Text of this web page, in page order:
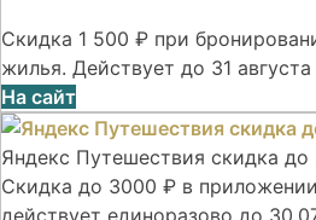
Скидка 1 500 ₽ при
жилья. Действует до 31
На сайт
Яндекс Путешествия скидка
Скидка до 3000 ₽ в
действует единоразово до